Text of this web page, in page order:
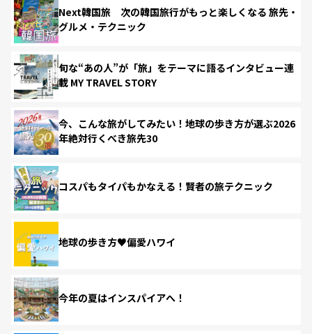
Next韓国旅 次の韓国旅行がもっと楽しくなる 旅先・
グルメ・テクニック
旬な“あの人”が「旅」をテーマに語るインタビュー連
載 MY TRAVEL STORY
今、こんな旅がしてみたい！地球の歩き方が選ぶ2026
年絶対行くべき旅先30
コスパもタイパもかなえる！賢者の旅テクニック
地球の歩き方♥偏愛ハワイ
今年の夏はインスパイアへ！